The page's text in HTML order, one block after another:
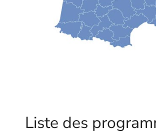
Liste des